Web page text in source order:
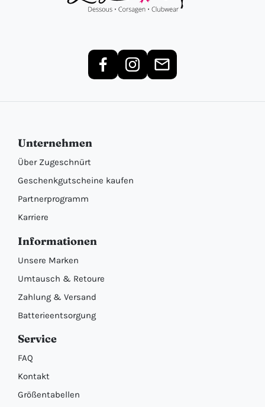
Unternehmen
Über Zugeschnürt
Geschenkgutscheine kaufen
Partnerprogramm
Karriere
Informationen
Unsere Marken
Umtausch & Retoure
Zahlung & Versand
Batterieentsorgung
Service
FAQ
Kontakt
Größentabellen